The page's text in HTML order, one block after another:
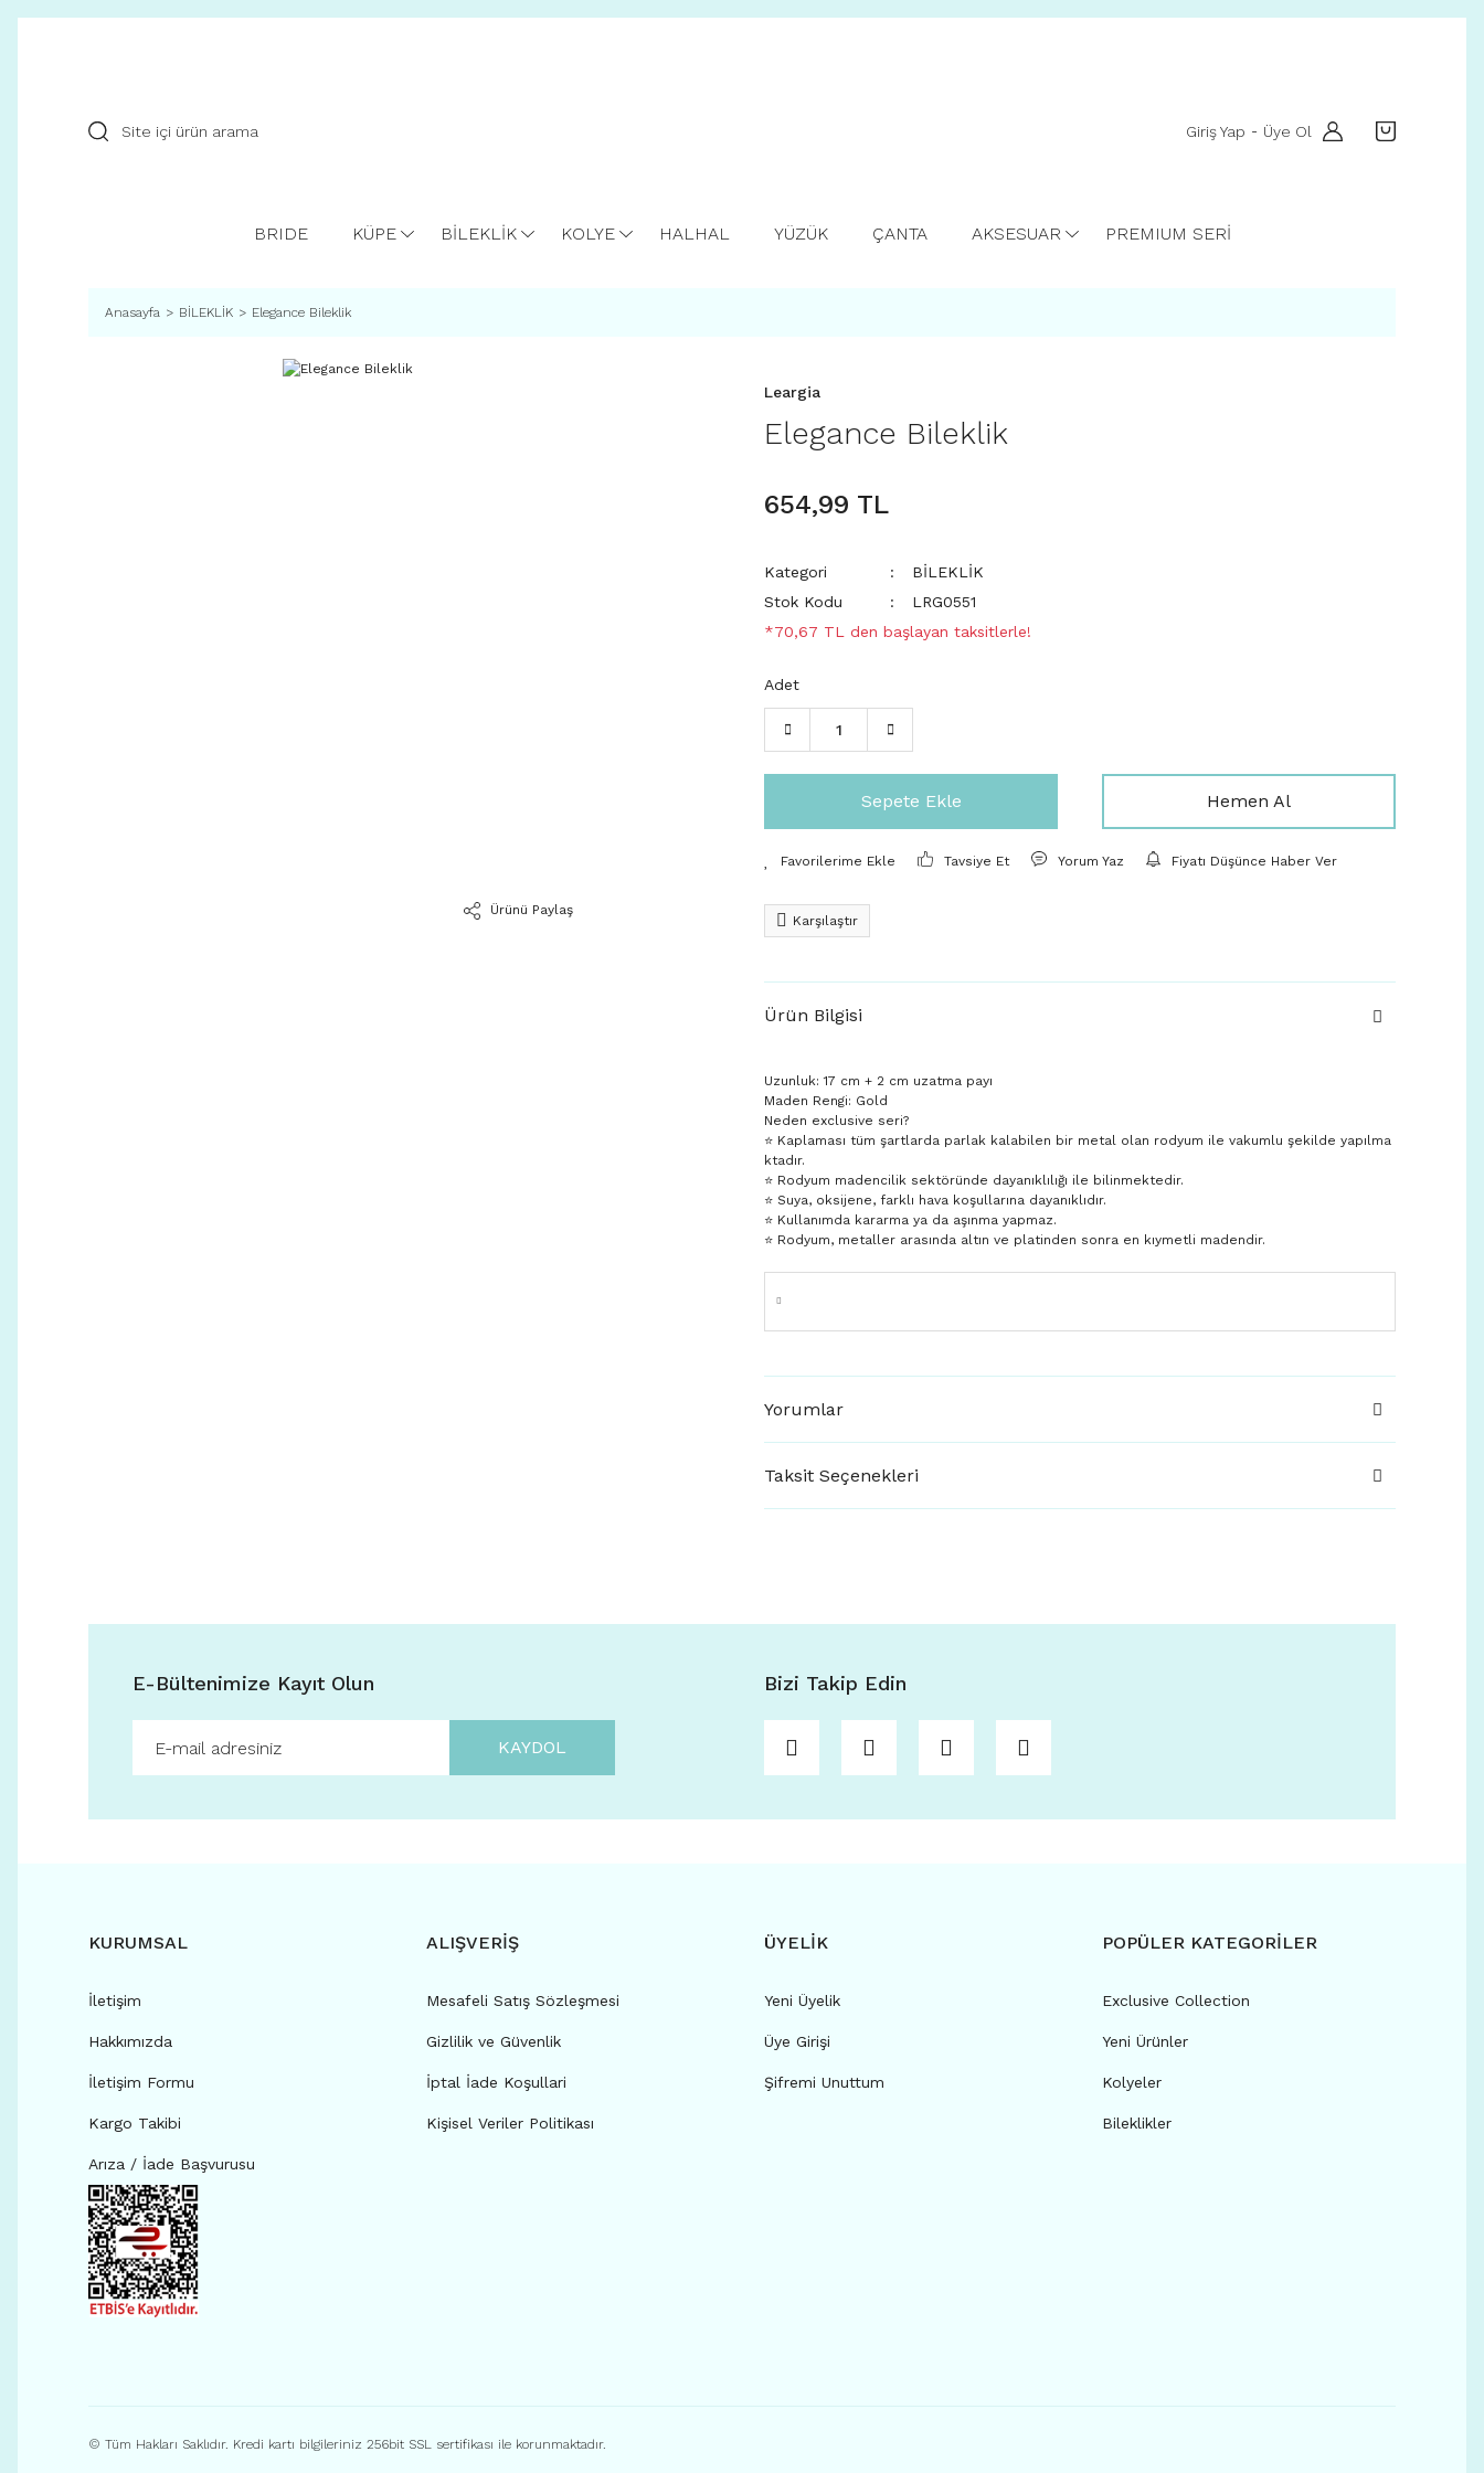
Giriş Yap - Üye Ol
BRIDE KÜPE BİLEKLİK KOLYE HALHAL YÜZÜK ÇANTA AKSESUAR PREMIUM SERİ
Anasayfa BİLEKLİK Elegance Bileklik
Ürünü Paylaş
Leargia
Elegance Bileklik
654,99 TL
Kategori
BİLEKLİK
Stok Kodu
LRG0551
*70,67 TL den başlayan taksitlerle!
Adet
Sepete Ekle Hemen Al
Tavsiye Et Yorum Yaz Fiyatı Düşünce Haber Ver
Karşılaştır
Ürün Bilgisi
Uzunluk: 17 cm + 2 cm uzatma payı
Maden Rengi: Gold
Neden exclusive seri?
⭐️ Kaplaması tüm şartlarda parlak kalabilen bir metal olan rodyum ile vakumlu şekilde yapılma
ktadır.
⭐️ Rodyum madencilik sektöründe dayanıklılığı ile bilinmektedir.
⭐️ Suya, oksijene, farklı hava koşullarına dayanıklıdır.
⭐️ Kullanımda kararma ya da aşınma yapmaz.
⭐️ Rodyum, metaller arasında altın ve platinden sonra en kıymetli madendir.
Yorumlar
Taksit Seçenekleri
E-Bültenimize Kayıt Olun
KAYDOL
Bizi Takip Edin
KURUMSAL
İletişim
Hakkımızda
İletişim Formu
Kargo Takibi
Arıza / İade Başvurusu
ALIŞVERİŞ
Mesafeli Satış Sözleşmesi
Gizlilik ve Güvenlik
İptal İade Koşullari
Kişisel Veriler Politikası
ÜYELİK
Yeni Üyelik
Üye Girişi
Şifremi Unuttum
POPÜLER KATEGORİLER
Exclusive Collection
Yeni Ürünler
Kolyeler
Bileklikler
© Tüm Hakları Saklıdır. Kredi kartı bilgileriniz 256bit SSL sertifikası ile korunmaktadır.